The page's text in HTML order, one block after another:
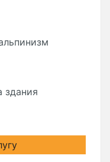
здания